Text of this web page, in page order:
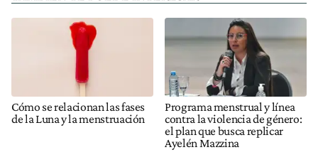
Cómo se relacionan las fases
de la Luna y la menstruación
Programa menstrual y línea
contra la violencia de género:
el plan que busca replicar
Ayelén Mazzina